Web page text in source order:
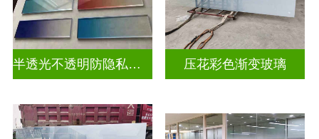
半透光不透明防隐私彩色渐变玻璃 压花彩色渐变玻璃